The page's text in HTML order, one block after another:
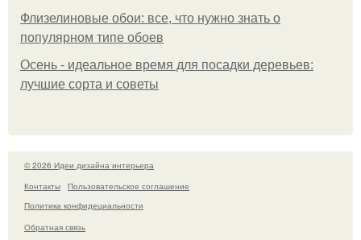
Флизелиновые обои: все, что нужно знать о
популярном типе обоев
Осень - идеальное время для посадки деревьев:
лучшие сорта и советы
© 2026 Идеи дизайна интерьера
Контакты
Пользовательское соглашение
Политика конфидециальности
Обратная связь